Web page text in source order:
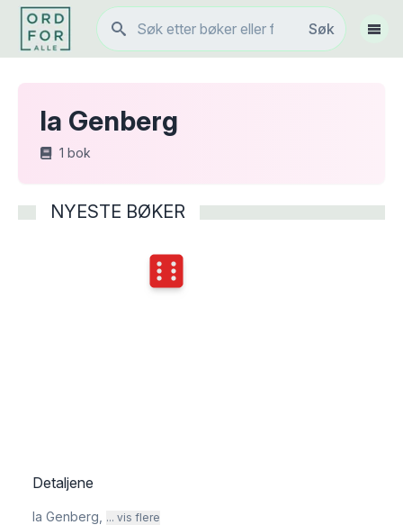
Søk
Søk
Vis
Ia Genberg
1 bok
NYESTE BØKER
Terningkast
Detaljene
Ia Genberg ... vis flere